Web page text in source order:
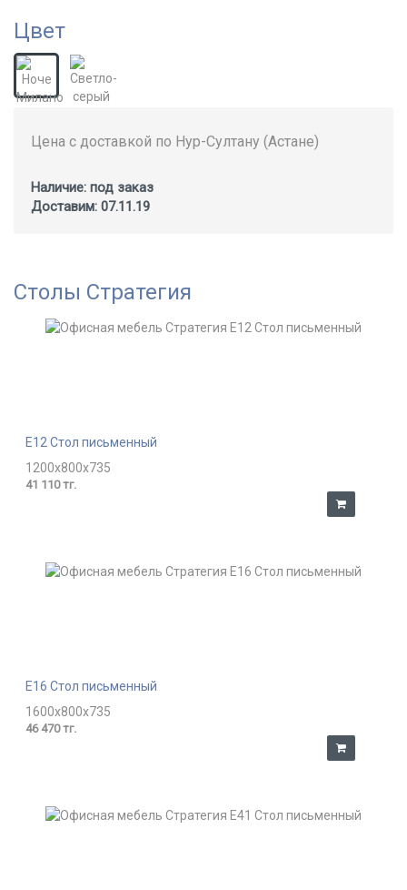
Цвет
Цена с доставкой по Нур-Султану (Астане)
Наличие: под заказ
Доставим: 07.11.19
Столы Стратегия
E12 Стол письменный
1200x800x735
41 110 тг.
E16 Стол письменный
1600x800x735
46 470 тг.